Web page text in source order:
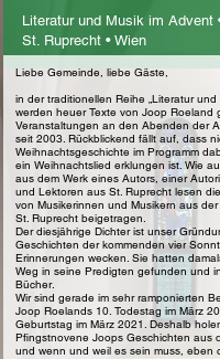
Literatur und Musik im Advent
St. Ruprecht • Wien
Liebe Gemeinde, liebe Gäste,
in der traditionellen Reihe „Literatur und
werden heuer Texte von Joop Roeland
Veranstaltungen an den Abenden der
seit 2003. Rückblickend fällt auf, dass
Weihnachtsgeschichte im Programm
ein Weihnachtslied erklungen ist. Wie
aus dem Werk eines Autors, einer
und Lektoren aus St. Ruprecht lesen
von Musikerinnen und Musikern aus
St. Ruprecht beigetragen.
Der diesjährige Dichter ist unser
Geschichten der kommenden vier
Erinnerungen wecken. Sie hatten
Weg in seine Predigten gefunden und
Bücher.
Wir sind gerade im sehr ramponierten
Joop Roelands 10. Todestag im März
Geburtstag im März 2021. Deshalb
Pfingstnovene Joops Geschichten aus
und wenn und weil es sein muss, eben